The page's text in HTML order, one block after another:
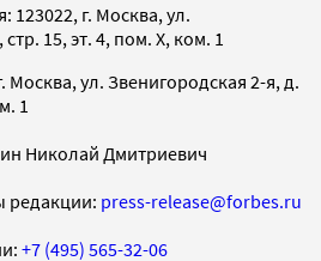
123022, г. Москва, ул.
15, эт. 4, пом. X, ком. 1
Москва, ул. Звенигородская 2-я, д.
1
Николай Дмитриевич
редакции: press-release@forbes.ru
+7 (495) 565-32-06